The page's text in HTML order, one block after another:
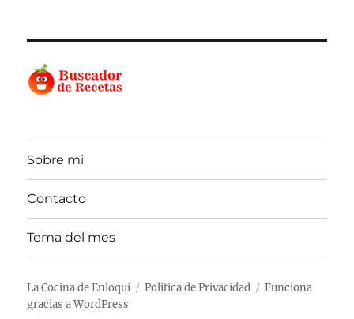
Sobre mi
Contacto
Tema del mes
La Cocina de Enloqui Política de Privacidad
Funciona
gracias a WordPress